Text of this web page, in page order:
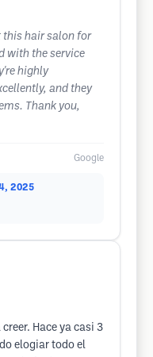
this hair salon for
with the service
highly
and they
Thank you,
Google
2025
Hace ya casi 3
elogiar todo el